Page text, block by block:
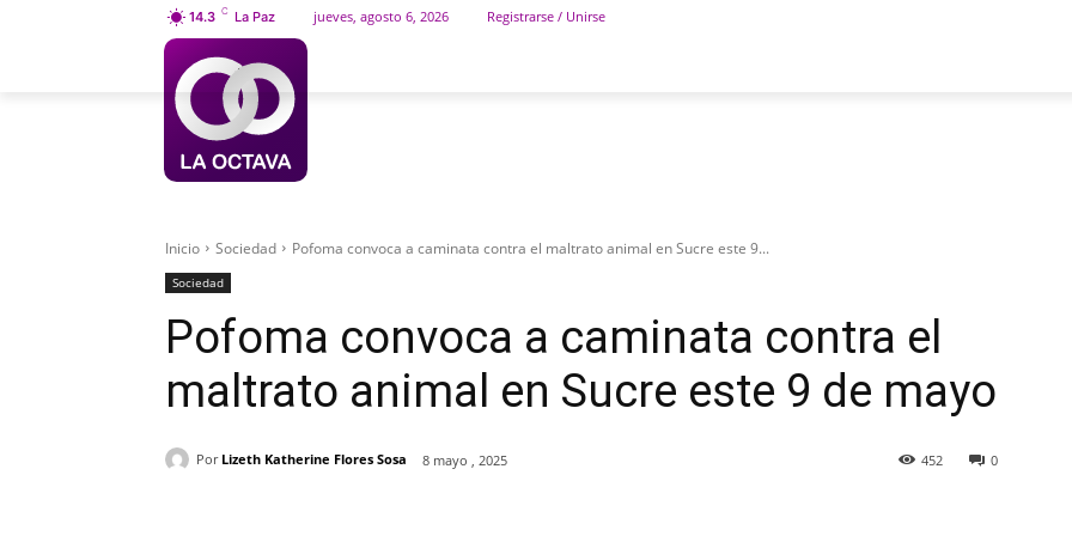
14.3 C La Paz jueves, agosto 6, 2026 Registrarse / Unirse
Inicio Sociedad Pofoma convoca a caminata contra el maltrato animal en Sucre este 9...
Sociedad
Pofoma convoca a caminata contra el
maltrato animal en Sucre este 9 de mayo
Por Lizeth Katherine Flores Sosa 8 mayo , 2025 0
452